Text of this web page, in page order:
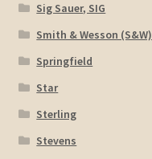
Sig Sauer, SIG
Smith & Wesson (S&W)
Springfield
Star
Sterling
Stevens